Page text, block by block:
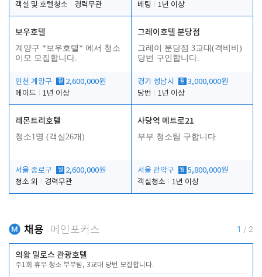
객실 및 호텔청소
경력무관
베팅
1년 이상
보우호텔
계양구 *보우호텔* 에서 청소
이모 모집합니다.
인천 계양구 월 2,600,000원
메이드
1년 이상
그레이호텔 분당점
그레이 분당점 3교대(격비비)
당번 구인합니다.
경기 성남시 월 3,000,000원
당번
1년 이상
레몬트리호텔
청소1명 (객실26개)
서울 종로구 월 2,600,000원
청소 외
경력무관
사당역 메트로21
부부 청소팀 구합니다
서울 관악구 월 5,800,000원
객실청소
1년 이상
채용 메인포커스 1 / 2
의왕 밀로스 관광호텔
주1회 휴무 청소 부부팀, 3교대 당번 모집합니다.